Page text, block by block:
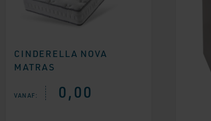
CINDERELLA NOVA
MATRAS
VANAF: 0,00